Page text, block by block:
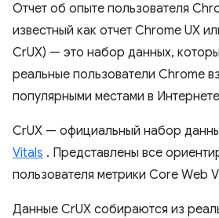
Отчет об опыте пользователя
известный как отчет Chrome UX
CrUX) — это набор данных,
реальные пользователи Chrome
популярными местами в
CrUX — официальный набор
Vitals . Представлены все
пользователя метрики Core Web
Данные CrUX собираются из